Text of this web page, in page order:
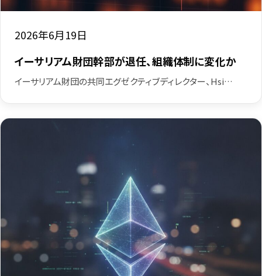
2026年6月19日
イーサリアム財団幹部が退任、組織体制に変化か
イーサリアム財団の共同エグゼクティブディレクター、Hsi…